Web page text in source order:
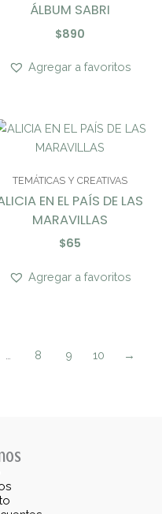
ÁLBUM SABRI
$890
Agregar a favoritos
TEMÁTICAS Y CREATIVAS
EN EL PAÍS DE LAS
MARAVILLAS
$65
Agregar a favoritos
8 9 10 →